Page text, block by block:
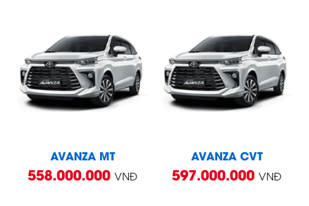
AVANZA MT
558.000.000 VNĐ
AVANZA CVT
597.000.000 VNĐ